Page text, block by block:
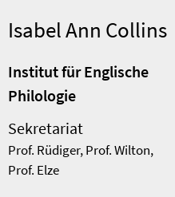
Isabel Ann Collins
Institut für Englische
Philologie
Sekretariat
Prof. Rüdiger, Prof. Wilton,
Prof. Elze